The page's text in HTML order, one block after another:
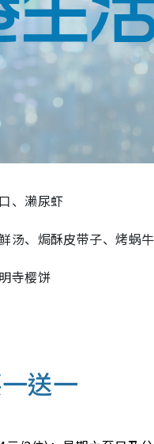
、濑尿虾
汤、焗酥皮带子、烤蜗
寺樱饼
送一